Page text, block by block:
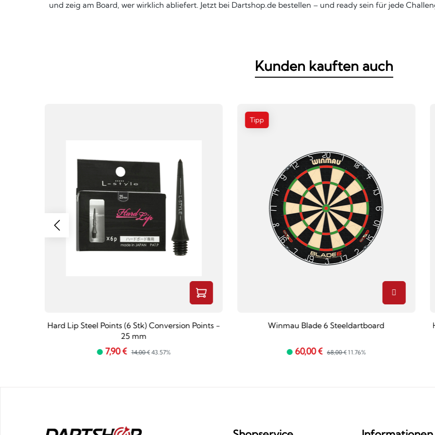
und zeig am Board, wer wirklich abliefert. Jetzt bei Dartshop.de bestellen – und ready sein für jede
Kunden kauften auch
Hard Lip Steel Points (6 Stk) Conversion Points -
25 mm
7,90 € 14,00 € 43.57%
Tipp
Winmau Blade 6 Steeldartboard
60,00 € 68,00 € 11.76%